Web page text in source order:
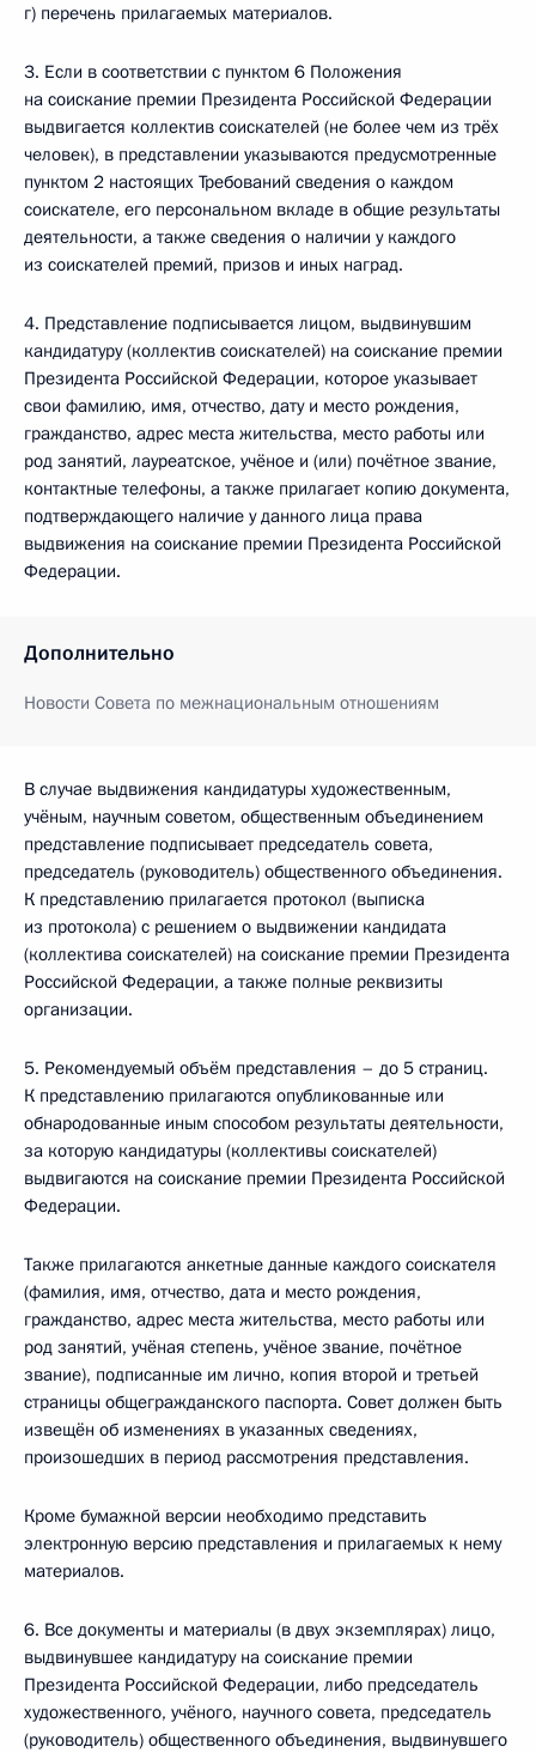
г) перечень прилагаемых материалов.
3. Если в соответствии с пунктом 6 Положения
на соискание премии Президента Российской Федерации
выдвигается коллектив соискателей (не более чем из трёх
человек), в представлении указываются предусмотренные
пунктом 2 настоящих Требований сведения о каждом
соискателе, его персональном вкладе в общие результаты
деятельности, а также сведения о наличии у каждого
из соискателей премий, призов и иных наград.
4. Представление подписывается лицом, выдвинувшим
кандидатуру (коллектив соискателей) на соискание премии
Президента Российской Федерации, которое указывает
свои фамилию, имя, отчество, дату и место рождения,
гражданство, адрес места жительства, место работы или
род занятий, лауреатское, учёное и (или) почётное звание,
контактные телефоны, а также прилагает копию документа,
подтверждающего наличие у данного лица права
выдвижения на соискание премии Президента Российской
Федерации.
Дополнительно
Новости Совета по межнациональным отношениям
В случае выдвижения кандидатуры художественным,
учёным, научным советом, общественным объединением
представление подписывает председатель совета,
председатель (руководитель) общественного объединения.
К представлению прилагается протокол (выписка
из протокола) с решением о выдвижении кандидата
(коллектива соискателей) на соискание премии Президента
Российской Федерации, а также полные реквизиты
организации.
5. Рекомендуемый объём представления – до 5 страниц.
К представлению прилагаются опубликованные или
обнародованные иным способом результаты деятельности,
за которую кандидатуры (коллективы соискателей)
выдвигаются на соискание премии Президента Российской
Федерации.
Также прилагаются анкетные данные каждого соискателя
(фамилия, имя, отчество, дата и место рождения,
гражданство, адрес места жительства, место работы или
род занятий, учёная степень, учёное звание, почётное
звание), подписанные им лично, копия второй и третьей
страницы общегражданского паспорта. Совет должен быть
извещён об изменениях в указанных сведениях,
произошедших в период рассмотрения представления.
Кроме бумажной версии необходимо представить
электронную версию представления и прилагаемых к нему
материалов.
6. Все документы и материалы (в двух экземплярах) лицо,
выдвинувшее кандидатуру на соискание премии
Президента Российской Федерации, либо председатель
художественного, учёного, научного совета, председатель
(руководитель) общественного объединения, выдвинувшего